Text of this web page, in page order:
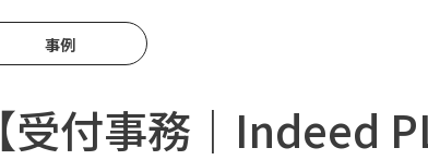
事例
【受付事務｜Indeed